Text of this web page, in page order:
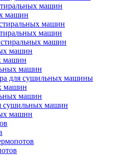
машин
машин
машин
машин
машин
машин
машин
машин
для сушильных машины
машин
машин
сушильных машин
машин